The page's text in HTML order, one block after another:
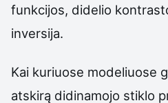
funkcijos, didelio
inversija.
Kai kuriuose modeliuose
atskirą didinamojo stiklo